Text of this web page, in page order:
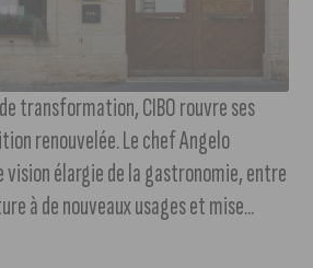
transformation, CIBO rouvre ses
renouvelée. Le chef Angelo
vision élargie de la gastronomie, entre
à de nouveaux usages et mise...